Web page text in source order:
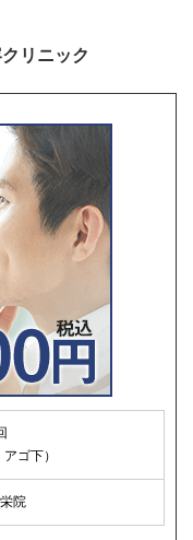
リニック
ゴ下）
院